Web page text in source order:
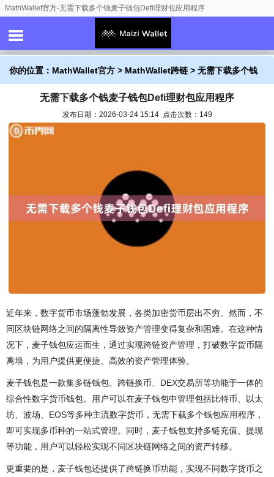
MathWallet官方-无需下载多个钱麦子钱包Defi理财包应用程序
你的位置： MathWallet官方 > MathWallet跨链 > 无需下载多个钱
麦子钱包Defi理财包应用程序
无需下载多个钱麦子钱包Defi理财包应用程序
发布日期：2026-03-24 15:14 点击次数：149
近年来，数字货币市场蓬勃发展，各类加密货币层出不穷。然而，不
同区块链网络之间的隔离性导致资产管理变得复杂和困难。在这种情
况下，麦子钱包应运而生，通过实现跨链资产管理，打破数字货币隔
离墙，为用户提供更便捷、高效的资产管理体验。
麦子钱包是一款集多链钱包、跨链换币、DEX交易所等功能于一体的
综合性数字货币钱包。用户可以在麦子钱包中管理包括比特币、以太
坊、波场、EOS等多种主流数字货币，无需下载多个钱包应用程序，
即可实现多币种的一站式管理。同时，麦子钱包支持多链充值、提现
等功能，用户可以轻松实现不同区块链网络之间的资产转移。
更重要的是，麦子钱包还提供了跨链换币功能，实现不同数字货币之